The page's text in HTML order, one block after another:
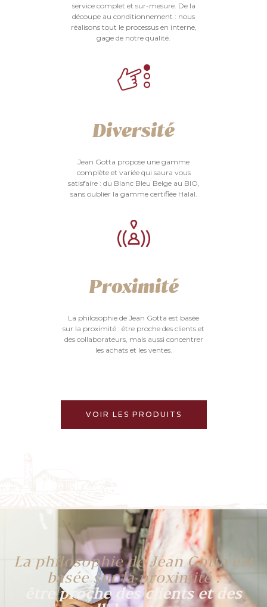
service complet et sur-mesure. De la
découpe au conditionnement : nous
réalisons tout le processus en interne,
gage de notre qualité.
Diversité
Jean Gotta propose une gamme
complète et variée qui saura vous
satisfaire : du Blanc Bleu Belge au BIO,
sans oublier la gamme certifiée Halal.
Proximité
La philosophie de Jean Gotta est basée
sur la proximité : être proche des clients et
des collaborateurs, mais aussi concentrer
les achats et les ventes.
VOIR LES PRODUITS
La philosophie de Jean Gotta est
basée sur la proximité :
être proche des clients et des